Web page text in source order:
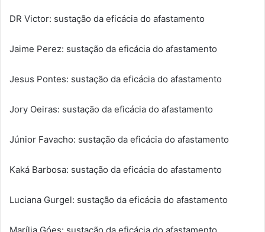
DR Victor: sustação da eficácia do afastamento
Jaime Perez: sustação da eficácia do afastamento
Jesus Pontes: sustação da eficácia do afastamento
Jory Oeiras: sustação da eficácia do afastamento
Júnior Favacho: sustação da eficácia do afastamento
Kaká Barbosa: sustação da eficácia do afastamento
Luciana Gurgel: sustação da eficácia do afastamento